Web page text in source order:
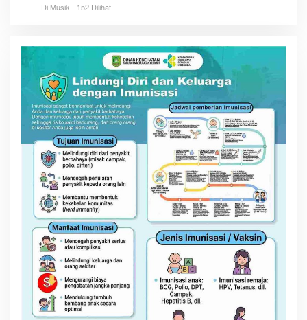
Di Musik 152 Dilihat